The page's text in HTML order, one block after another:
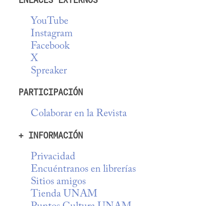
YouTube
Instagram
Facebook
X
Spreaker
PARTICIPACIÓN
Colaborar en la Revista
+ INFORMACIÓN
Privacidad
Encuéntranos en librerías
Sitios amigos
Tienda UNAM